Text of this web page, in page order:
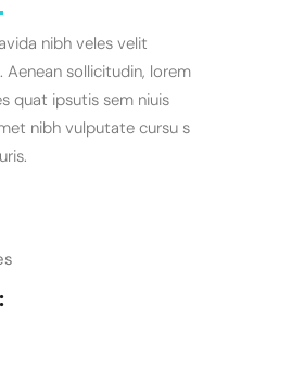
nibh veles velit
sollicitudin, lorem
quat ipsutis sem niuis
nibh vulputate cursu s